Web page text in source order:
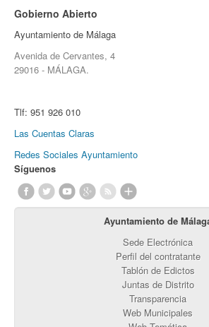
Gobierno Abierto
Ayuntamiento de Málaga
Avenida de Cervantes, 4
29016 - MÁLAGA.
Tlf: 951 926 010
Las Cuentas Claras
Redes Sociales Ayuntamiento
Síguenos
Ayuntamiento de
Sede Electrónica
Perfil del contratante
Tablón de Edictos
Juntas de Distrito
Transparencia
Web Municipales